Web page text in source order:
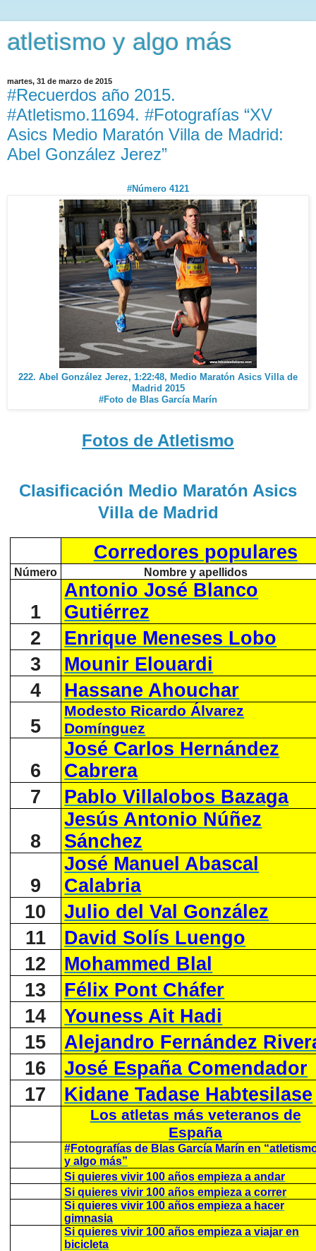
atletismo y algo más
martes, 31 de marzo de 2015
#Recuerdos año 2015.
#Atletismo.11694. #Fotografías “XV
Asics Medio Maratón Villa de Madrid:
Abel González Jerez”
#Número 4121
222. Abel González Jerez, 1:22:48, Medio Maratón Asics Villa de
Madrid 2015
#Foto de Blas García Marín
Fotos de Atletismo
Clasificación Medio Maratón Asics
Villa de Madrid
Corredores populares
Número Nombre y apellidos
1
Antonio José Blanco
Gutiérrez
2
Enrique Meneses Lobo
3
Mounir Elouardi
4
Hassane Ahouchar
5
Modesto Ricardo Álvarez
Domínguez
6
José Carlos Hernández
Cabrera
7
Pablo Villalobos Bazaga
8
Jesús Antonio Núñez
Sánchez
9
José Manuel Abascal
Calabria
10
Julio del Val González
11
David Solís Luengo
12
Mohammed Blal
13
Félix Pont Cháfer
14
Youness Ait Hadi
15
Alejandro Fernández
16
José España Comendador
17
Kidane Tadase Habtesilase
Los atletas más veteranos de
España
#Fotografías de Blas García Marín en
y algo más”
Si quieres vivir 100 años empieza a andar
Si quieres vivir 100 años empieza a correr
Si quieres vivir 100 años empieza a hacer
gimnasia
Si quieres vivir 100 años empieza a viajar en
bicicleta